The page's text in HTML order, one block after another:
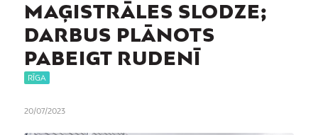
MAĢISTRĀLES SLODZE;
DARBUS PLĀNOTS
PABEIGT RUDENĪ
RĪGA
20/07/2023